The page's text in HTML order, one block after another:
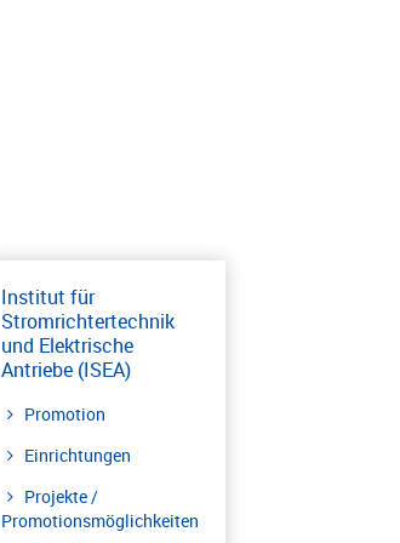
Institut für
Stromrichtertechnik
und Elektrische
Antriebe (ISEA)
Promotion
Einrichtungen
Projekte /
Promotionsmöglichkeiten